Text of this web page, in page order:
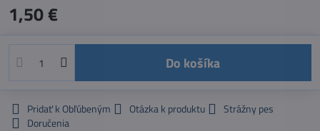
1,50 €
Do košíka
Pridať k Obľúbeným Otázka k produktu
Strážny pes
Doručenia